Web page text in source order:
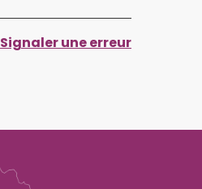
Signaler une erreur